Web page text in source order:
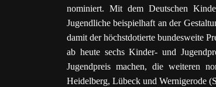
nominiert. Mit dem Deutschen
Jugendliche beispielhaft an der
damit der höchstdotierte bundesweite
ab heute sechs Kinder- und
Jugendpreis machen, die weiteren
Heidelberg, Lübeck und Wernigerode